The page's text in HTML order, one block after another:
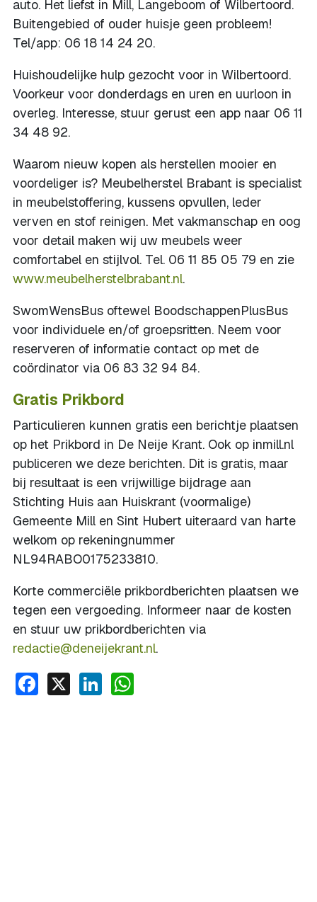
auto. Het liefst in Mill, Langeboom of Wilbertoord.
Buitengebied of ouder huisje geen probleem!
Tel/app: 06 18 14 24 20.
Huishoudelijke hulp gezocht voor in Wilbertoord.
Voorkeur voor donderdags en uren en uurloon in
overleg. Interesse, stuur gerust een app naar 06 11
34 48 92.
Waarom nieuw kopen als herstellen mooier en
voordeliger is? Meubelherstel Brabant is specialist
in meubelstoffering, kussens opvullen, leder
verven en stof reinigen. Met vakmanschap en oog
voor detail maken wij uw meubels weer
comfortabel en stijlvol. Tel. 06 11 85 05 79 en zie
www.meubelherstelbrabant.nl.
SwomWensBus oftewel BoodschappenPlusBus
voor individuele en/of groepsritten. Neem voor
reserveren of informatie contact op met de
coördinator via 06 83 32 94 84.
Gratis Prikbord
Particulieren kunnen gratis een berichtje plaatsen
op het Prikbord in De Neije Krant. Ook op inmill.nl
publiceren we deze berichten. Dit is gratis, maar
bij resultaat is een vrijwillige bijdrage aan
Stichting Huis aan Huiskrant (voormalige)
Gemeente Mill en Sint Hubert uiteraard van harte
welkom op rekeningnummer
NL94RABO0175233810.
Korte commerciële prikbordberichten plaatsen we
tegen een vergoeding. Informeer naar de kosten
en stuur uw prikbordberichten via
redactie@deneijekrant.nl.
Facebook
X LinkedIn